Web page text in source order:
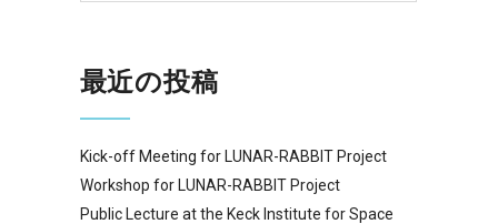
最近の投稿
Kick-off Meeting for LUNAR-RABBIT Project
Workshop for LUNAR-RABBIT Project
Public Lecture at the Keck Institute for Space